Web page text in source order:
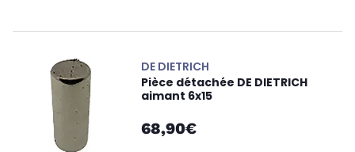
DE DIETRICH
Pièce détachée DE DIETRICH
aimant 6x15
68,90€